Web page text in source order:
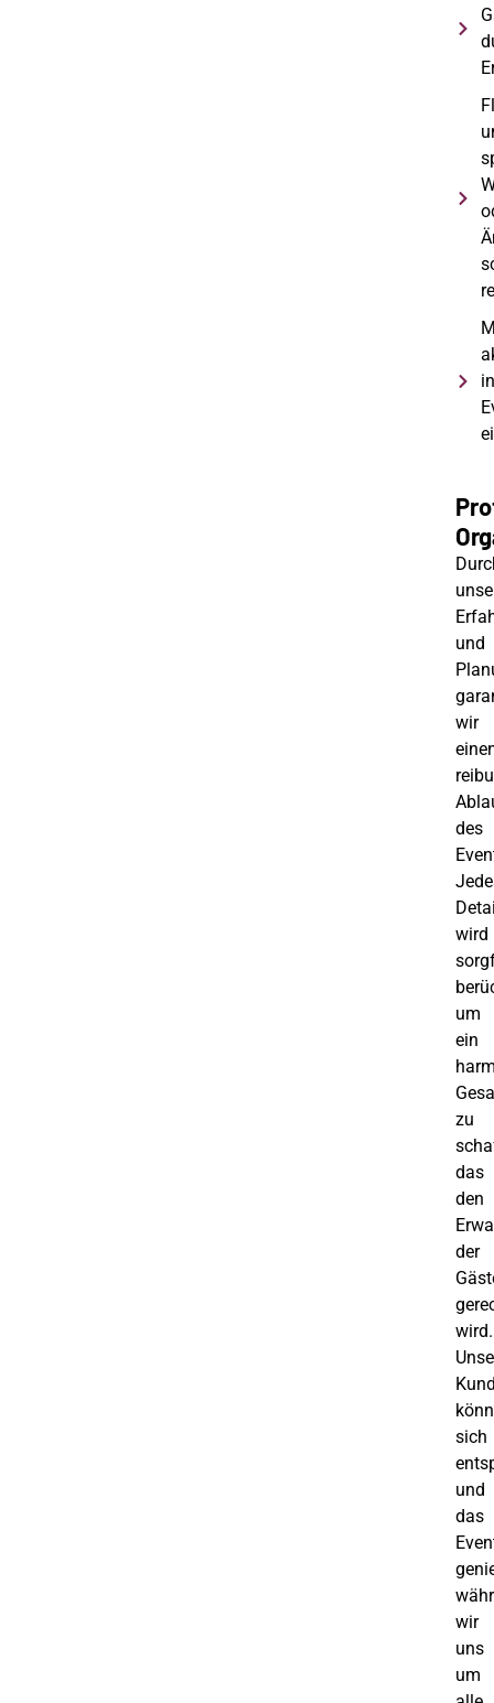
und
wir
des
wird
um
ein
zu
das
den
der
wird.
sich
und
das
wir
uns
um